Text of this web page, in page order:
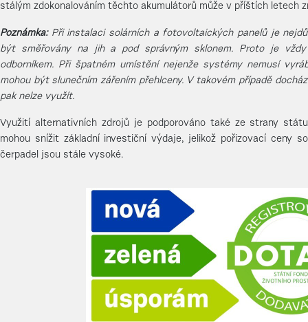
stálým zdokonalováním těchto akumulátorů může v příštích letech
Poznámka:Při instalaci solárních a fotovoltaických panelů je
být směřovány na jih a pod správným sklonem. Proto je
odborníkem. Při špatném umístění nejenže systémy nemusí
mohou být slunečním zářením přehlceny. V takovém případě
pak nelze využít.
Využití alternativních zdrojů je podporováno také ze strany
mohou snížit základní investiční výdaje, jelikož pořizovací ceny
čerpadel jsou stále vysoké.